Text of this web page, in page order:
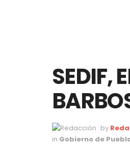
SEDIF,
by
in Gobierno de